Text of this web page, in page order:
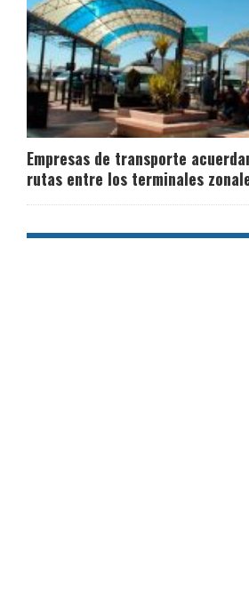
Empresas de transporte
rutas entre los terminales